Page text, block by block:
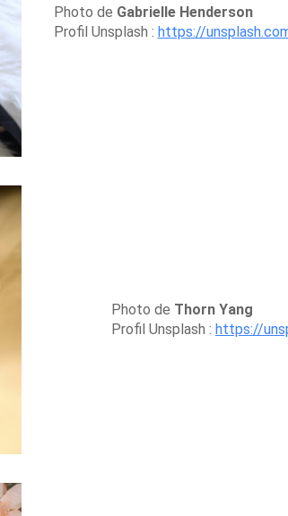
Photo de Gabrielle Henderson
Profil Unsplash : https://
Photo de Thorn Yang
Profil Unsplash : https://